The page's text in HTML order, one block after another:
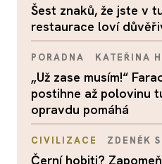
Šest znaků, že jste v
restaurace loví
PORADNA KATEŘINA
„Už zase musím!“
postihne až polovinu
opravdu pomáhá
CIVILIZACE ZDENĚK
Černí hobiti?